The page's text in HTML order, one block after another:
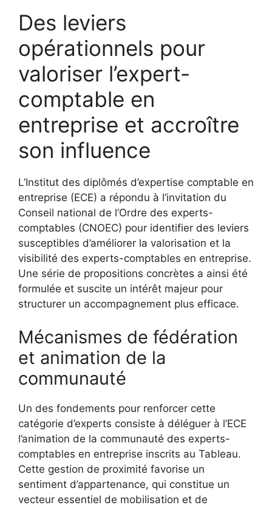
Des leviers
opérationnels pour
valoriser l’expert-
comptable en
entreprise et accroître
son influence
L’Institut des diplômés d’expertise comptable en
entreprise (ECE) a répondu à l’invitation du
Conseil national de l’Ordre des experts-
comptables (CNOEC) pour identifier des leviers
susceptibles d’améliorer la valorisation et la
visibilité des experts-comptables en entreprise.
Une série de propositions concrètes a ainsi été
formulée et suscite un intérêt majeur pour
structurer un accompagnement plus efficace.
Mécanismes de fédération
et animation de la
communauté
Un des fondements pour renforcer cette
catégorie d’experts consiste à déléguer à l’ECE
l’animation de la communauté des experts-
comptables en entreprise inscrits au Tableau.
Cette gestion de proximité favorise un
sentiment d’appartenance, qui constitue un
vecteur essentiel de mobilisation et de